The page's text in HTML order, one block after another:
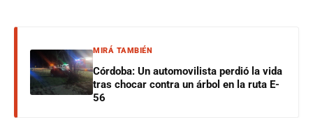
MIRÁ TAMBIÉN
Córdoba: Un automovilista perdió la vida
tras chocar contra un árbol en la ruta E-
56